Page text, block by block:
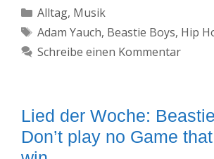
Kategorien
Alltag, Musik
Schlagwörter
Adam Yauch, Beastie Boys, Hip
Schreibe einen Kommentar
Lied der Woche:
Don’t play no Game